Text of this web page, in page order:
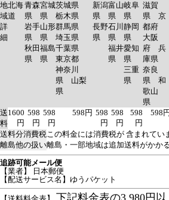
地
域
詳
細
北海
道
青森
県
岩手
県
秋田
県
宮城
県
山形
県
福島
県
茨城県
栃木県
群馬県
埼玉県
千葉県
東京都
神奈川
県 山梨
県
新潟
県
長野
県
富山
県
石川
県
福井
県
岐阜
県
静岡
県
愛知
県
三重
県
滋賀
県 京
都府
大阪
府 兵
庫県
奈良
県 和
歌山
県
送
料
1600
円
598
円
598
円
598円 598
円
598
円
598
円
598円
送料分消費税この料金には消費税が 含まれてい
離島他の扱い離島・一部地域は追加送料がかか
追跡可能メール便
【業者】 日本郵便
【配送サービス名】ゆうパケット